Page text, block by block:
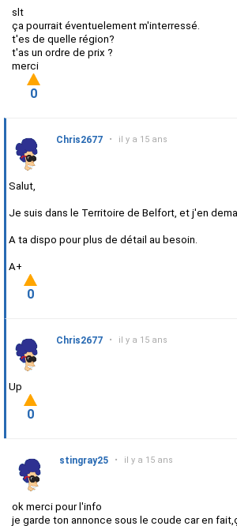
slt
ça pourrait éventuelement m'interressé.
t'es de quelle région?
t'as un ordre de prix ?
merci
0
Chris2677 • il y a 15 ans
Salut,
Je suis dans le Territoire de Belfort, et j'en
A ta dispo pour plus de détail au besoin.
A+
0
Chris2677 • il y a 15 ans
Up
0
stingray25 • il y a 15 ans
ok merci pour l'info
je garde ton annonce sous le coude car en